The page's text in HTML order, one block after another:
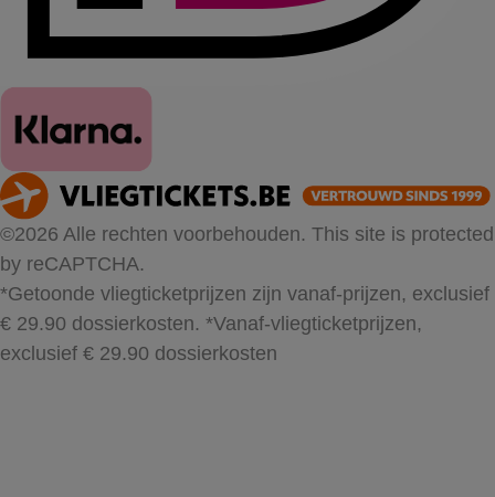
©2026 Alle rechten voorbehouden. This site is protected
by reCAPTCHA.
*Getoonde vliegticketprijzen zijn vanaf-prijzen, exclusief
€ 29.90 dossierkosten. *Vanaf-vliegticketprijzen,
exclusief € 29.90 dossierkosten